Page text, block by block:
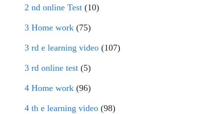
2 nd online Test (10)
3 Home work (75)
3 rd e learning video (107)
3 rd online test (5)
4 Home work (96)
4 th e learning video (98)